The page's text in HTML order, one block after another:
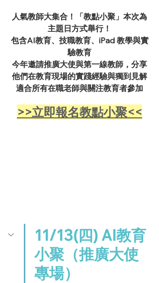
人氣教師大集合！「教點小聚」本次為
主題日方式舉行！
包含AI教育、技職教育、iPad 教學與實
驗教育
今年邀請推廣大使與第一線教師，分享
他們在教育現場的實踐經驗與獨到見解
適合所有在職老師與關注教育者參加
>>立即報名教點小聚<<
11/13(四) AI教育
小聚（推廣大使
專場）